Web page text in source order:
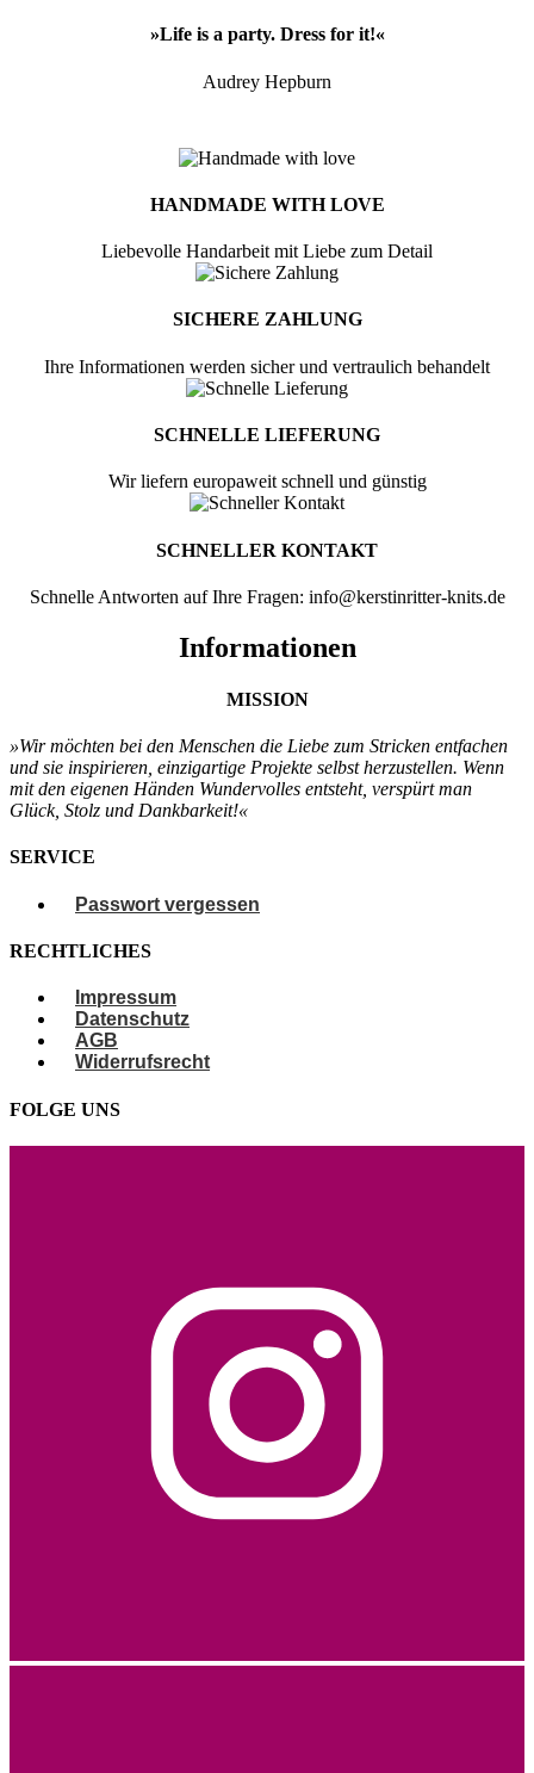
»Life is a party. Dress for it!«
Audrey Hepburn
HANDMADE WITH LOVE
Liebevolle Handarbeit mit Liebe zum Detail
SICHERE ZAHLUNG
Ihre Informationen werden sicher und vertraulich behandelt
SCHNELLE LIEFERUNG
Wir liefern europaweit schnell und günstig
SCHNELLER KONTAKT
Schnelle Antworten auf Ihre Fragen: info@kerstinritter-knits.de
Informationen
MISSION
»Wir möchten bei den Menschen die Liebe zum Stricken entfachen
und sie inspirieren, einzigartige Projekte selbstherzustellen. Wenn
mit den eigenen Händen Wundervolles entsteht, verspürtman
Glück, Stolz und Dankbarkeit!«
SERVICE
Passwort vergessen
RECHTLICHES
Impressum
Datenschutz
AGB
Widerrufsrecht
FOLGE UNS